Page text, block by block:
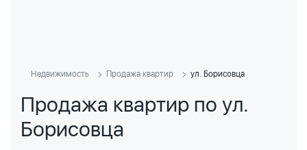
Недвижимость Продажа квартир ул. Борисовца
Продажа квартир по ул.
Борисовца